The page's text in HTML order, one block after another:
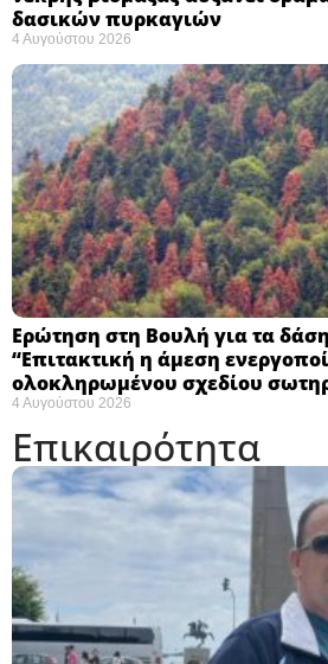
δασικών πυρκαγιών
4 Αυγούστου 2026
Ερώτηση στη Βουλή για τα
“Eπιτακτική η άμεση
ολοκληρωμένου σχεδίου
4 Αυγούστου 2026
Επικαιρότητα